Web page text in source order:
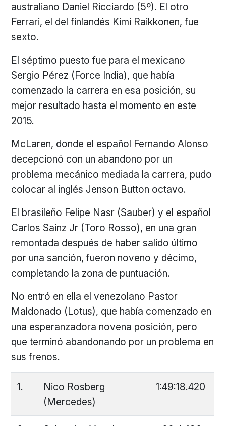
australiano Daniel Ricciardo (5º). El otro
Ferrari, el del finlandés Kimi Raikkonen, fue
sexto.
El séptimo puesto fue para el mexicano
Sergio Pérez (Force India), que había
comenzado la carrera en esa posición, su
mejor resultado hasta el momento en este
2015.
McLaren, donde el español Fernando Alonso
decepcionó con un abandono por un
problema mecánico mediada la carrera, pudo
colocar al inglés Jenson Button octavo.
El brasileño Felipe Nasr (Sauber) y el español
Carlos Sainz Jr (Toro Rosso), en una gran
remontada después de haber salido último
por una sanción, fueron noveno y décimo,
completando la zona de puntuación.
No entró en ella el venezolano Pastor
Maldonado (Lotus), que había comenzado en
una esperanzadora novena posición, pero
que terminó abandonando por un problema en
sus frenos.
1.
Nico Rosberg
(Mercedes)
1:49:18.420